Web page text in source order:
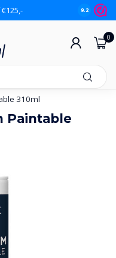
9.2
0
310ml
Paintable